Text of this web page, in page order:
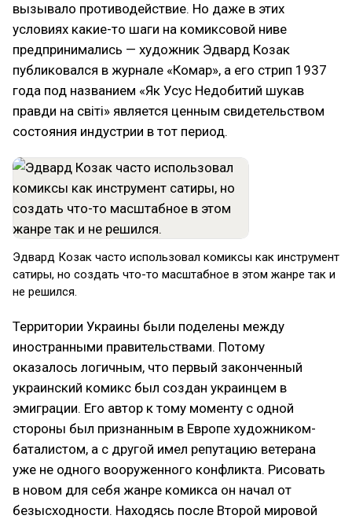
вызывало противодействие. Но даже в этих
условиях какие-то шаги на комиксовой ниве
предпринимались — художник Эдвард Козак
публиковался в журнале «Комар»‎, а его стрип 1937
года под названием «Як Усус Недобитий шукав
правди на світі»‎ является ценным свидетельством
состояния индустрии в тот период.
Эдвард Козак часто использовал комиксы как инструмент
сатиры, но создать что-то масштабное в этом жанре так и
не решился.
Территории Украины были поделены между
иностранными правительствами. Потому
оказалось логичным, что первый законченный
украинский комикс был создан украинцем в
эмиграции. Его автор к тому моменту с одной
стороны был признанным в Европе художником-
баталистом, а с другой имел репутацию ветерана
уже не одного вооруженного конфликта. Рисовать
в новом для себя жанре комикса он начал от
безысходности. Находясь после Второй мировой